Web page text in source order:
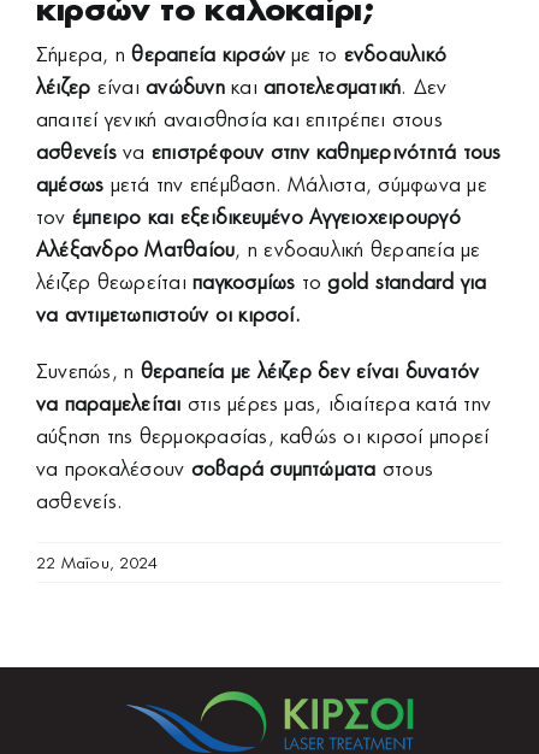
Σήμερα, ηθεραπεία κιρσώνμε το ενδοαυλικό
λέιζερ είναιανώδυνηκαι αποτελεσματική. Δεν
απαιτεί γενική αναισθησία και επιτρέπει στους
ασθενείςνα επιστρέφουν στην καθημερινότητά τους
αμέσως μετά την επέμβαση. Μάλιστα, σύμφωνα με
τον έμπειρο και εξειδικευμένο Αγγειοχειρουργό
Αλέξανδρο Ματθαίου, η ενδοαυλική θεραπεία με
λέιζερ θεωρείταιπαγκοσμίως τοgold standard για
να αντιμετωπιστούν οικιρσοί.
Συνεπώς, η θεραπεία με λέιζερδεν είναι δυνατόν
να παραμελείται στις μέρες μας, ιδιαίτερα κατά την
αύξηση της θερμοκρασίας, καθώς οι κιρσοί μπορεί
να προκαλέσουν σοβαρά συμπτώματα στους
ασθενείς.
22 Μαΐου, 2024